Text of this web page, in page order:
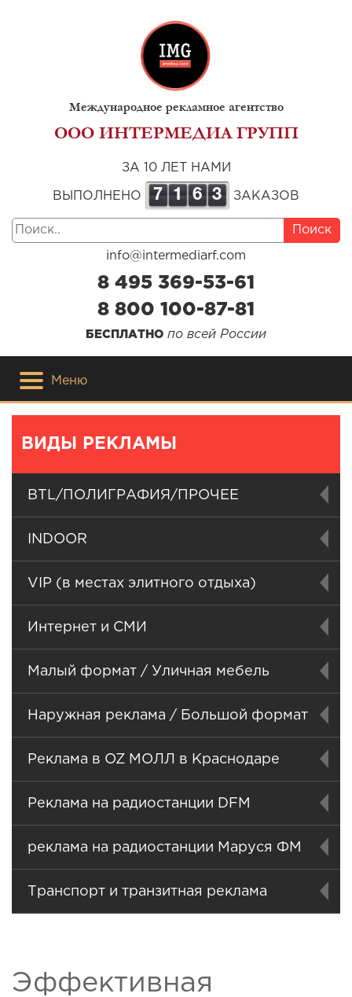
Международное рекламное агентство
ООО ИНТЕРМЕДИА ГРУПП
ЗА 10 ЛЕТ НАМИ
ВЫПОЛНЕНО 7 1 6 3 ЗАКАЗОВ
Поиск
info@intermediarf.com
8 495 369-53-61
8 800 100-87-81
БЕСПЛАТНО по всей России
Меню
ВИДЫ РЕКЛАМЫ
BTL/ПОЛИГРАФИЯ/ПРОЧЕЕ
INDOOR
VIP (в местах элитного отдыха)
Интернет и СМИ
Малый формат / Уличная мебель
Наружная реклама / Большой формат
Реклама в OZ МОЛЛ в Краснодаре
Реклама на радиостанции DFM
реклама на радиостанции Маруся ФМ
Транспорт и транзитная реклама
Эффективная